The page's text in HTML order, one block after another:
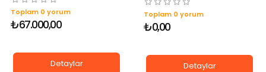
Toplam 0 yorum
₺67.000,00
Detaylar
Toplam 0 yorum
₺0,00
Detaylar